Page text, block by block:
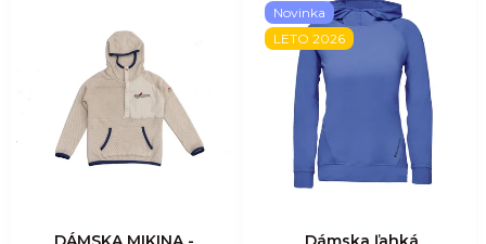
Novinka
LETO 2026